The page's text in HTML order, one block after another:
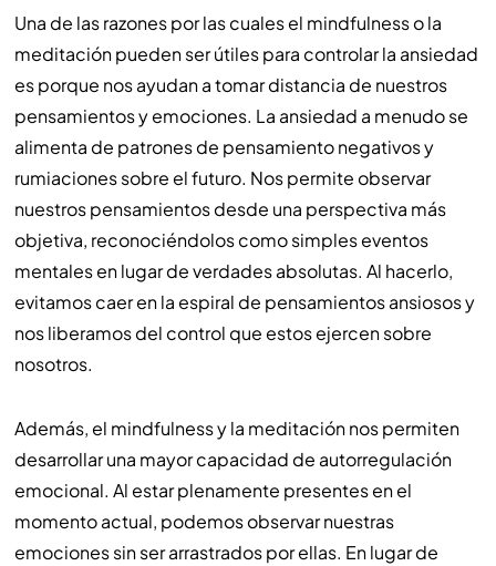
Una de las razones por las cuales el mindfulness o la
meditación pueden ser útiles para controlar la ansiedad
es porque nos ayudan a tomar distancia de nuestros
pensamientos y emociones. La ansiedad a menudo se
alimenta de patrones de pensamiento negativos y
rumiaciones sobre el futuro. Nos permite observar
nuestros pensamientos desde una perspectiva más
objetiva, reconociéndolos como simples eventos
mentales en lugar de verdades absolutas. Al hacerlo,
evitamos caer en la espiral de pensamientos ansiosos y
nos liberamos del control que estos ejercen sobre
nosotros.
Además, el mindfulness y la meditación nos permiten
desarrollar una mayor capacidad de autorregulación
emocional. Al estar plenamente presentes en el
momento actual, podemos observar nuestras
emociones sin ser arrastrados por ellas. En lugar de